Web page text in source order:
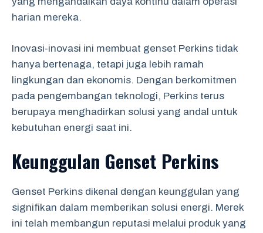
harian mereka.
Inovasi-inovasi ini membuat genset Perkins tidak
hanya bertenaga, tetapi juga lebih ramah
lingkungan dan ekonomis. Dengan berkomitmen
pada pengembangan teknologi, Perkins terus
berupaya menghadirkan solusi yang andal untuk
kebutuhan energi saat ini.
Keunggulan Genset Perkins
Genset Perkins dikenal dengan keunggulan yang
signifikan dalam memberikan solusi energi. Merek
ini telah membangun reputasi melalui produk yang